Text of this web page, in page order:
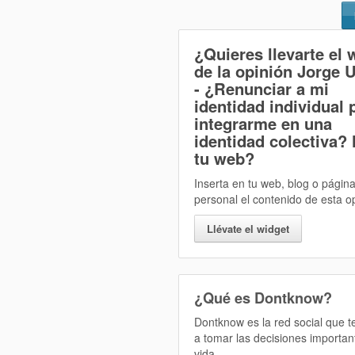
¿Quieres llevarte el
de la opiniónJorge
- ¿Renunciar a mi
identidad individual
integrarme en una
identidad colectiva?
tu web?
Inserta en tu web, blog o
personal el contenido de esta
Llévate el widget
¿Qué es Dontknow?
Dontknow es la red social que
a tomar las decisiones